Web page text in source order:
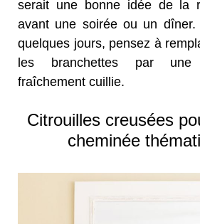
serait une bonne idée de la
avant une soirée ou un
quelques jours, pensez à
les branchettes par une
fraîchement cuillie.
Citrouilles creusées
cheminée